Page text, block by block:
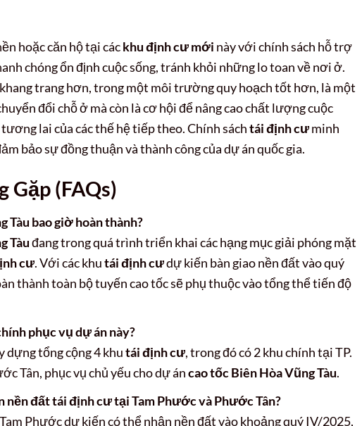
hoặc căn hộ tại cáckhu định cư mới này với chính sách hỗ trợ
chóng ổn định cuộc sống, tránh khỏi những lo toan về nơi ở.
trang hơn, trong một môi trường quy hoạch tốt hơn, là một
đổi chỗ ở mà còn là cơ hội để nâng cao chất lượng cuộc
lai của các thế hệ tiếp theo. Chính sáchtái định cưminh
bảo sự đồng thuận và thành công của dự án quốc gia.
Gặp (FAQs)
Tàu bao giờ hoàn thành?
Tàuđang trong quá trình triển khai các hạng mục giải phóng mặt
cư. Với các khutái định cưdự kiến bàn giao nền đất vào quý
thành toàn bộ tuyến cao tốc sẽ phụ thuộc vào tổng thể tiến độ
phục vụ dự án này?
dựng tổng cộng 4 khutái định cư, trong đó có 2 khu chính tại TP.
Tân, phục vụ chủ yếu cho dự áncao tốc Biên Hòa Vũng Tàu.
nền đất tái định cư tại Tam Phước và Phước Tân?
Phước dự kiến có thể nhận nền đất vào khoảng quý IV/2025,